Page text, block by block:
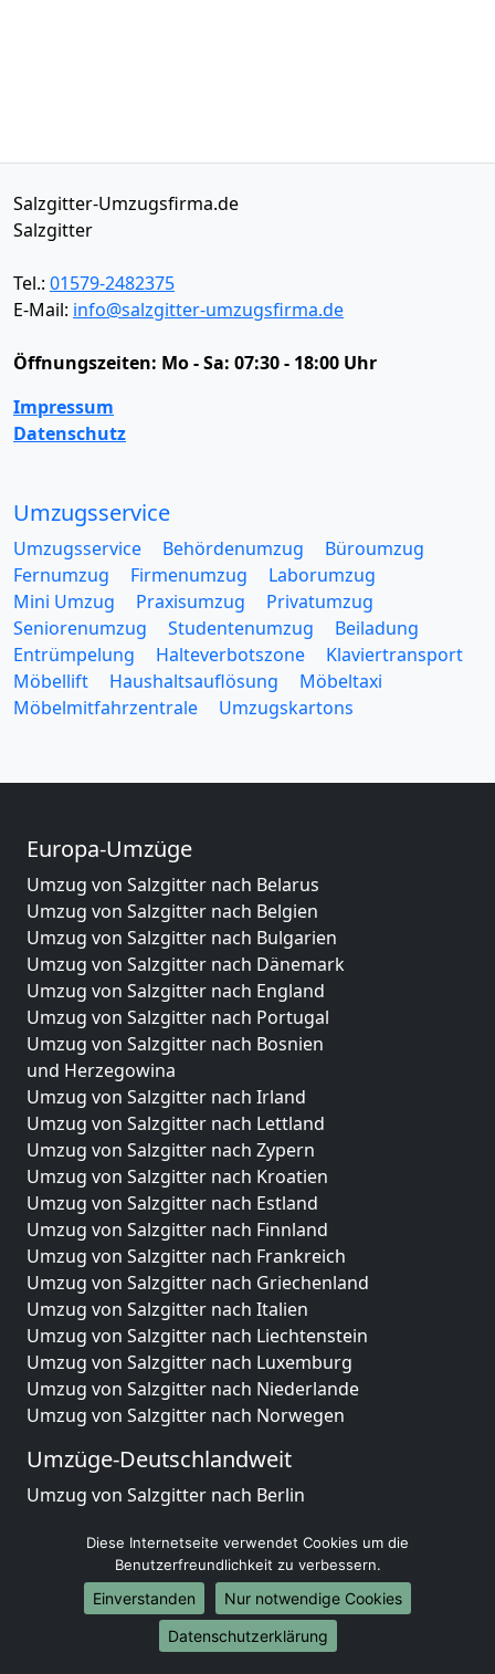
Salzgitter-Umzugsfirma.de
Salzgitter
Tel.: 01579-2482375
E-Mail: info@salzgitter-umzugsfirma.de
Öffnungszeiten: Mo - Sa: 07:30 - 18:00 Uhr
Impressum
Datenschutz
Umzugsservice
Umzugsservice Behördenumzug
Büroumzug
Fernumzug
Firmenumzug
Laborumzug
Mini Umzug
Praxisumzug
Privatumzug
Seniorenumzug
Studentenumzug
Beiladung
Entrümpelung
Halteverbotszone
Klaviertransport
Möbellift
Haushaltsauflösung
Möbeltaxi
Möbelmitfahrzentrale
Umzugskartons
Europa-Umzüge
Umzug von Salzgitter nach Belarus
Umzug von Salzgitter nach Belgien
Umzug von Salzgitter nach Bulgarien
Umzug von Salzgitter nach Dänemark
Umzug von Salzgitter nach England
Umzug von Salzgitter nach Portugal
Umzug von Salzgitter nach Bosnien
und Herzegowina
Umzug von Salzgitter nach Irland
Umzug von Salzgitter nach Lettland
Umzug von Salzgitter nach Zypern
Umzug von Salzgitter nach Kroatien
Umzug von Salzgitter nach Estland
Umzug von Salzgitter nach Finnland
Umzug von Salzgitter nach Frankreich
Umzug von Salzgitter nach Griechenland
Umzug von Salzgitter nach Italien
Umzug von Salzgitter nach Liechtenstein
Umzug von Salzgitter nach Luxemburg
Umzug von Salzgitter nach Niederlande
Umzug von Salzgitter nach Norwegen
Umzüge-Deutschlandweit
Umzug von Salzgitter nach Berlin
Umzug von Salzgitter nach München
Umzug von Salzgitter nach Köln
Umzug von Salzgitter nach Frankfurt am Main
Umzug von Salzgitter nach Stuttgart
Umzug von Salzgitter nach Düsseldorf
Diese Internetseite verwendet Cookies um die
Benutzerfreundlichkeit zu verbessern.
Einverstanden
Nur notwendige Cookies
Datenschutzerklärung